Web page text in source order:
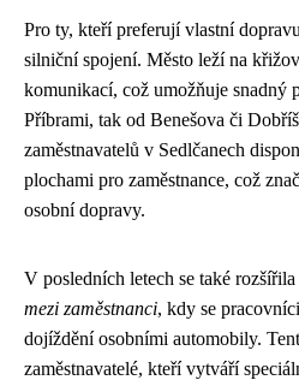
Pro ty, kteří preferují vlastní
silniční spojení. Město leží na
komunikací, což umožňuje snadný
Příbrami, tak od Benešova či
zaměstnavatelů v Sedlčanech
plochami pro zaměstnance, což
osobní dopravy.
V posledních letech se také
mezi zaměstnanci, kdy se
dojíždění osobními automobily.
zaměstnavatelé, kteří vytváří